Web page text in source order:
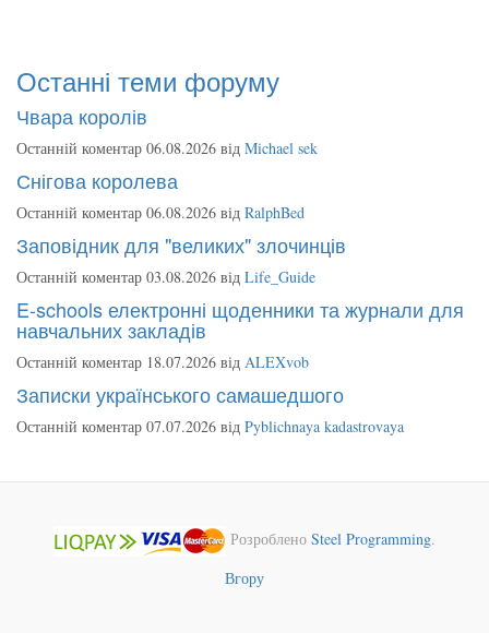
Останні теми форуму
Чвара королів
Останній коментар 06.08.2026 від Michael sek
Снігова королева
Останній коментар 06.08.2026 від RalphBed
Заповідник для "великих" злочинців
Останній коментар 03.08.2026 від Life_Guide
E-schools електронні щоденники та журнали для
навчальних закладів
Останній коментар 18.07.2026 від ALEXvob
Записки українського самашедшого
Останній коментар 07.07.2026 від Pyblichnaya kadastrovaya
Розроблено Steel Programming.
Вгору